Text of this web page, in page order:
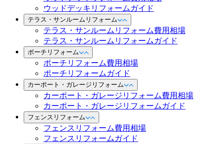
ウッドデッキリフォームガイド
テラス・サンルームリフォーム
テラス・サンルームリフォーム費用相場
テラス・サンルームリフォームガイド
ポーチリフォーム
ポーチリフォーム費用相場
ポーチリフォームガイド
カーポート・ガレージリフォーム
カーポート・ガレージリフォーム費用相場
カーポート・ガレージリフォームガイド
フェンスリフォーム
フェンスリフォーム費用相場
フェンスリフォームガイド